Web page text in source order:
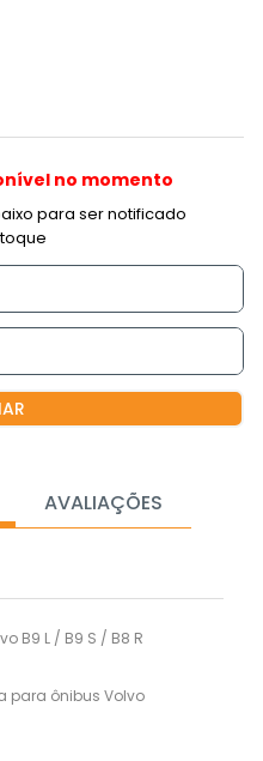
no momento
AVALIAÇÕES
B9 L / B9 S / B8 R
para ônibus Volvo